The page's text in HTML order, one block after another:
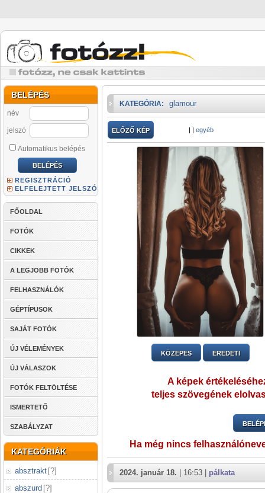
BELÉPÉS
név
jelszó
Automatikus belépés
REGISZTRÁCIÓ
ELFELEJTETT JELSZÓ
FŐOLDAL
FOTÓK
CIKKEK
A LEGJOBB FOTÓK
FELHASZNÁLÓK
GÉPTÍPUSOK
SAJÁT FOTÓK
ÚJ VÉLEMÉNYEK
ÚJ VÁLASZOK
FOTÓK FELTÖLTÉSE
ISMERTETŐ
SZABÁLYZAT
KATEGÓRIÁK
absztrakt [?]
abszurd [?]
KATEGÓRIA: glamour
ELŐZŐ KÉP | | egyéb
KÖZEPES EREDETI
A képek
teljes szövegének
Ha még nincs
2024. január 18. | 16:53 | pálkata